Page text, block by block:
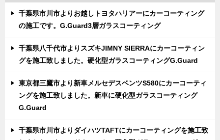
千葉県市川市よりお越しトヨタハリアーにカーコーティング
の施工です。G.Guard3層ガラスコーティング
千葉県八千代市よりスズキJIMNY SIERRAにカーコーティン
グを施工致しました。硬化型ガラスコーティングG.Guard
東京都三鷹市より新車メルセデスベンツS580にカーコーティ
ングを施工致しました。新車に硬化型ガラスコーティング
G.Guard
千葉県市川市よりダイハツTAFTにカーコーティングを施工致